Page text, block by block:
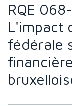
RQE
L'impact
fédérale